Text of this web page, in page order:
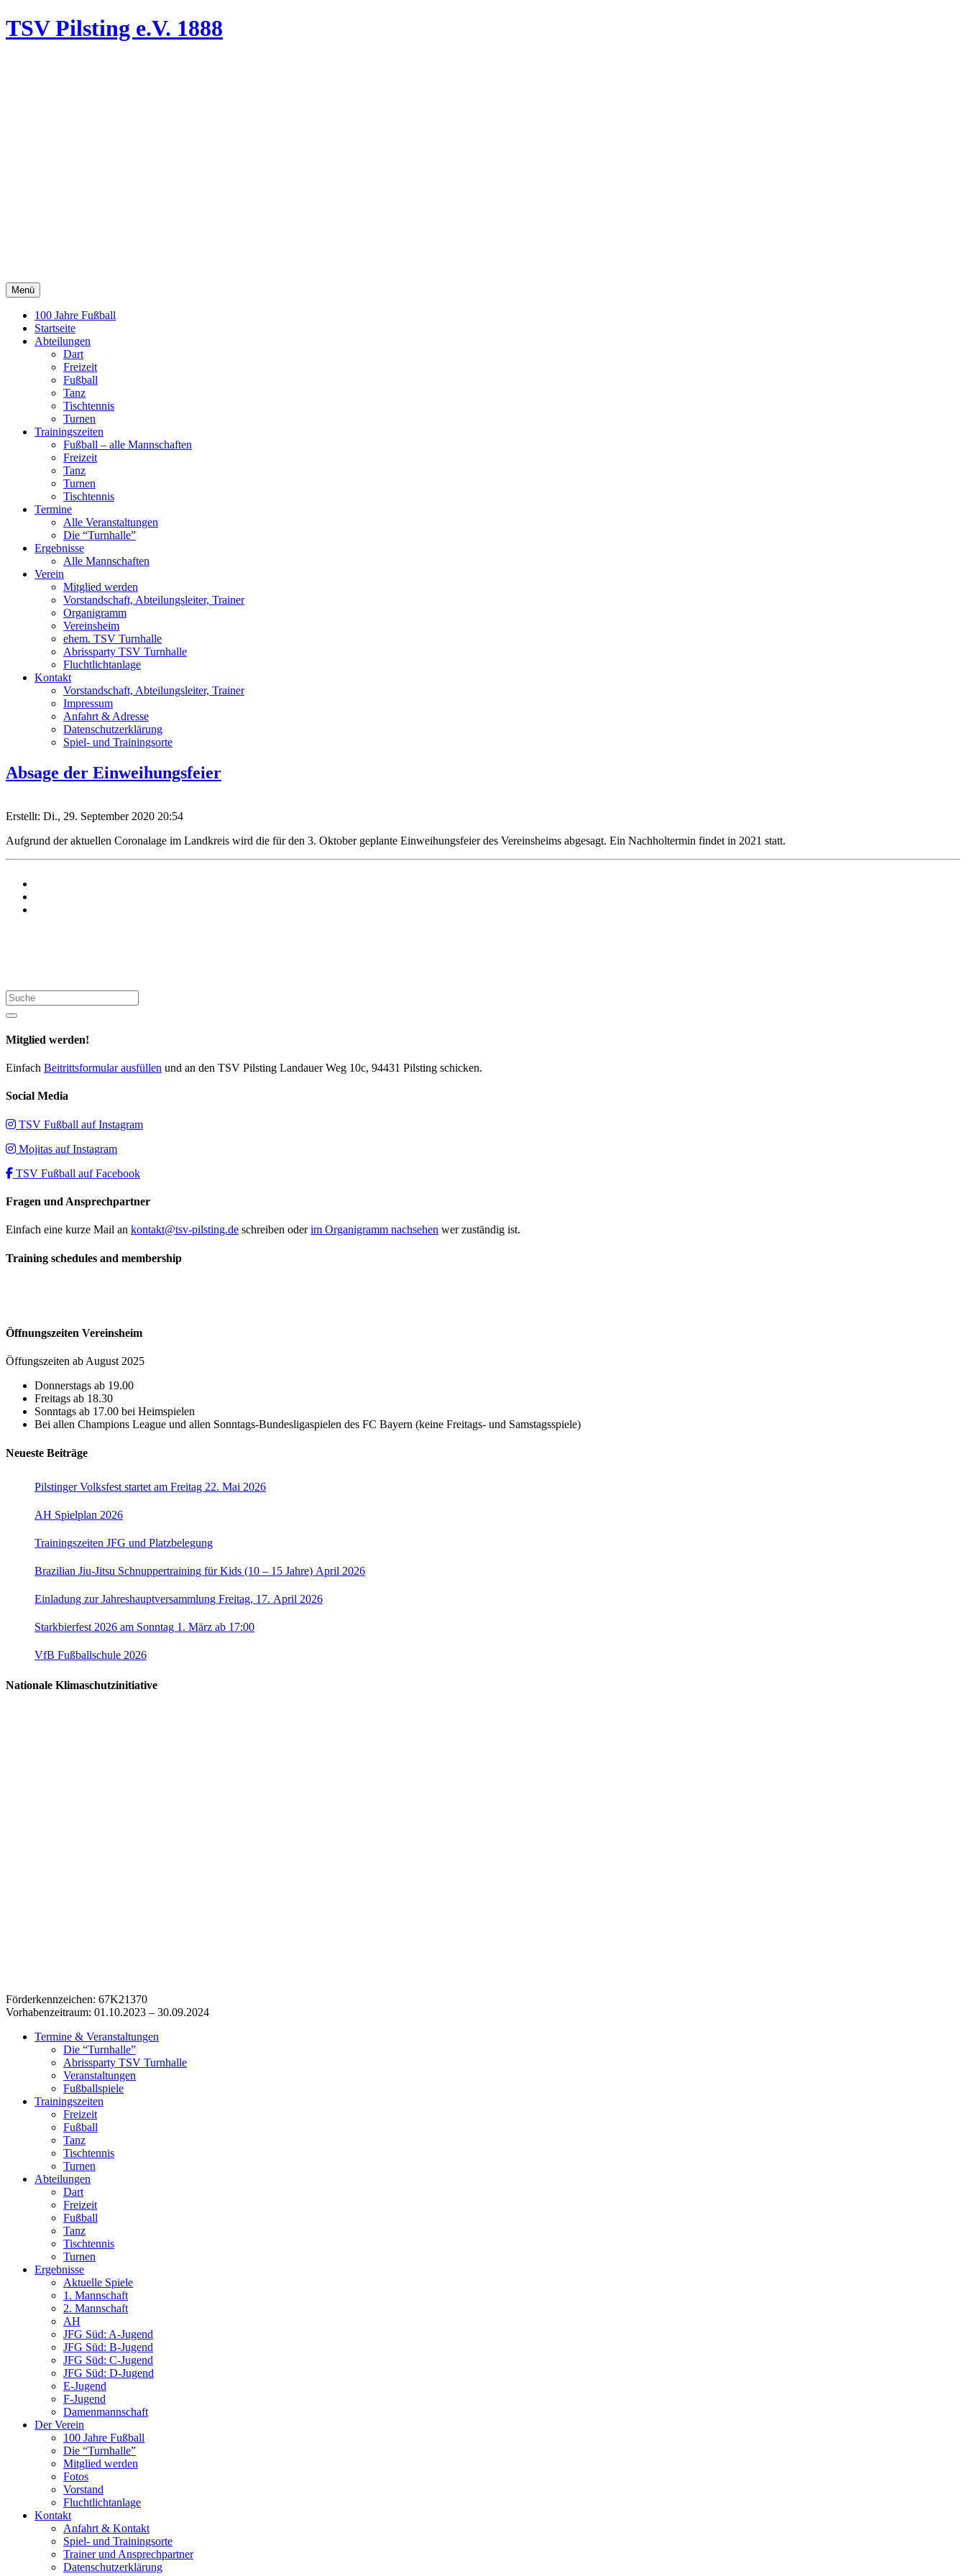
TSV Pilsting e.V. 1888
Menü
100 Jahre Fußball
Startseite
Abteilungen
Dart
Freizeit
Fußball
Tanz
Tischtennis
Turnen
Trainingszeiten
Fußball – alle Mannschaften
Freizeit
Tanz
Turnen
Tischtennis
Termine
Alle Veranstaltungen
Die “Turnhalle”
Ergebnisse
Alle Mannschaften
Verein
Mitglied werden
Vorstandschaft, Abteilungsleiter, Trainer
Organigramm
Vereinsheim
ehem. TSV Turnhalle
Abrissparty TSV Turnhalle
Fluchtlichtanlage
Kontakt
Vorstandschaft, Abteilungsleiter, Trainer
Impressum
Anfahrt & Adresse
Datenschutzerklärung
Spiel- und Trainingsorte
Absage der Einweihungsfeier
Erstellt: Di., 29. September 2020 20:54
Aufgrund der aktuellen Coronalage im Landkreis wird die für den 3. Oktober geplante Einweihungsfeier des Vereinsheims abgesagt. Ein Nachholtermin findet in 2021 statt.
Suche
Mitglied werden!
Einfach Beitrittsformular ausfüllen und an den TSV Pilsting Landauer Weg 10c, 94431 Pilsting schicken.
Social Media
TSV Fußball auf Instagram
Mojitas auf Instagram
TSV Fußball auf Facebook
Fragen und Ansprechpartner
Einfach eine kurze Mail an kontakt@tsv-pilsting.de schreiben oderim Organigramm nachsehen wer zuständig ist.
Training schedules and membership
Öffnungszeiten Vereinsheim
Öffungszeiten ab August 2025
Donnerstags ab 19.00
Freitags ab 18.30
Sonntags ab 17.00 bei Heimspielen
Bei allen Champions League und allen Sonntags-Bundesligaspielen des FC Bayern (keine Freitags- und Samstagsspiele)
Neueste Beiträge
Pilstinger Volksfest startet am Freitag 22. Mai 2026
AH Spielplan 2026
Trainingszeiten JFG und Platzbelegung
Brazilian Jiu-Jitsu Schnuppertraining für Kids (10 – 15 Jahre) April 2026
Einladung zur Jahreshauptversammlung Freitag, 17. April 2026
Starkbierfest 2026 am Sonntag 1. März ab 17:00
VfB Fußballschule 2026
Nationale Klimaschutzinitiative
Förderkennzeichen: 67K21370
Vorhabenzeitraum: 01.10.2023 – 30.09.2024
Termine & Veranstaltungen
Die “Turnhalle”
Abrissparty TSV Turnhalle
Veranstaltungen
Fußballspiele
Trainingszeiten
Freizeit
Fußball
Tanz
Tischtennis
Turnen
Abteilungen
Dart
Freizeit
Fußball
Tanz
Tischtennis
Turnen
Ergebnisse
Aktuelle Spiele
1. Mannschaft
2. Mannschaft
AH
JFG Süd: A-Jugend
JFG Süd: B-Jugend
JFG Süd: C-Jugend
JFG Süd: D-Jugend
E-Jugend
F-Jugend
Damenmannschaft
Der Verein
100 Jahre Fußball
Die “Turnhalle”
Mitglied werden
Fotos
Vorstand
Fluchtlichtanlage
Kontakt
Anfahrt & Kontakt
Spiel- und Trainingsorte
Trainer und Ansprechpartner
Datenschutzerklärung